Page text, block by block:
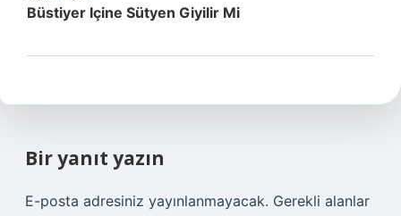
Büstiyer Içine Sütyen Giyilir Mi
Bir yanıt yazın
E-posta adresiniz yayınlanmayacak. Gerekli alanlar